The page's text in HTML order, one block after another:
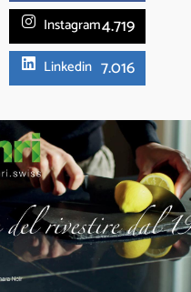
Instagram4.719
Linkedin 7.016